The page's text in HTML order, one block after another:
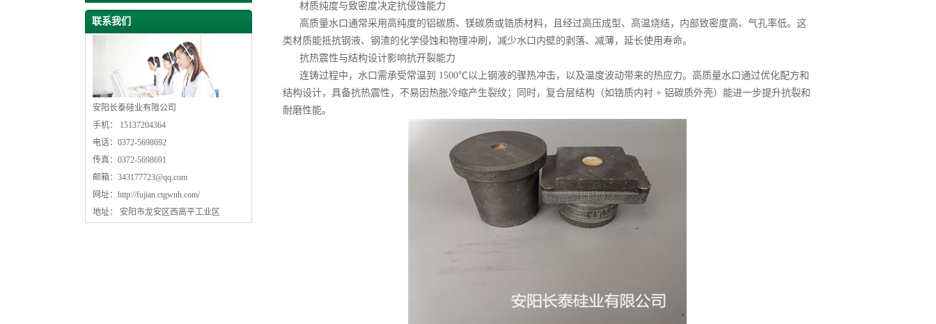
联系我们
安阳长泰硅业有限公司
手机： 15137204364
电话：0372-5698692
传真：0372-5698691
邮箱： 343177723@qq.com
网址： http://fujian.ctgwnh.com/
地址： 安阳市龙安区西高平工业区
材质纯度与致密度决定抗侵蚀能力
高质量水口通常采用高纯度的铝碳质、镁碳质或锆质材料，且经过高压成型、高温烧结，内部致密度高、气孔率低。这
类材质能抵抗钢液、钢渣的化学侵蚀和物理冲刷，减少水口内壁的剥落、减薄，延长使用寿命。
抗热震性与结构设计影响抗开裂能力
连铸过程中，水口需承受常温到 1500℃以上钢液的骤热冲击，以及温度波动带来的热应力。高质量水口通过优化配方和
结构设计，具备抗热震性，不易因热胀冷缩产生裂纹；同时，复合层结构（如锆质内衬 + 铝碳质外壳）能进一步提升抗裂和
耐磨性能。